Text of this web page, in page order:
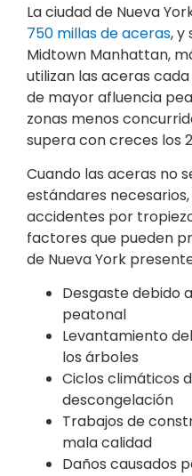
La ciudad de Nueva
750 millas de aceras, y
Midtown Manhattan,
utilizan las aceras
de mayor afluencia
zonas menos
supera con creces los
Cuando las aceras no
estándares
accidentes por
factores que pueden
de Nueva York
Desgaste debido
peatonal
Levantamiento
los árboles
Ciclos climáticos
descongelación
Trabajos de
mala calidad
Daños causados